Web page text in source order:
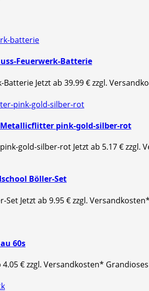
Feuerwerk-Batterie
Batterie Jetzt ab 39.99 € zzgl.
Metallicflitter pink-gold-silber-rot
gold-silber-rot Jetzt ab 5.17 € zzgl.
Böller-Set
Jetzt ab 9.95 € zzgl.
60s
4.05 € zzgl. Versandkosten*